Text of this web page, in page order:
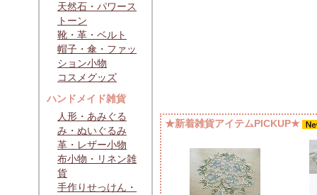
天然石・パワース
トーン
靴・革・ベルト
帽子・傘・ファッ
ション小物
コスメグッズ
ハンドメイド雑貨
人形・あみぐる
み・ぬいぐるみ
革・レザー小物
布小物・リネン雑
貨
手作りせっけん・
★新着雑貨アイテムPICKUP★